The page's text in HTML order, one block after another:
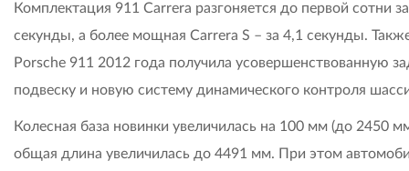
Комплектация 911 Carrera разгоняется до первой сотни
секунды, а более мощная Carrera S – за 4,1 секунды.
Porsche 911 2012 года получила усовершенствованную
подвеску и новую систему динамического контроля
Колесная база новинки увеличилась на 100 мм (до 2450
общая длина увеличилась до 4491 мм. При этом